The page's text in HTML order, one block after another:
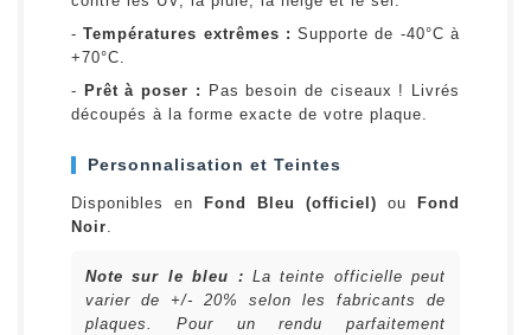
-Températures extrêmes : Supporte de -40°C à
+70°C.
- Prêt à poser :
Pas besoin de ciseaux ! Livrés
découpés à la forme exacte de votre plaque.
Personnalisation et Teintes
Disponibles en Fond Bleu (officiel) ou
Fond
Noir.
Note sur le bleu : La teinte officielle peut
varier de +/- 20% selon les fabricants de
plaques. Pour un rendu parfaitement